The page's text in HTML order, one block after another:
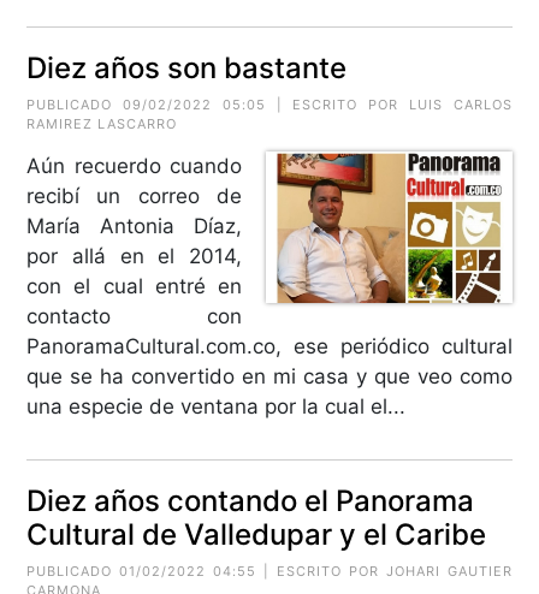
Diez años son bastante
PUBLICADO 09/02/2022 05:05 | ESCRITO POR LUIS CARLOS
RAMIREZ LASCARRO
Aún recuerdo cuando
recibí un correo de
María Antonia Díaz,
por allá en el 2014,
con el cual entré en
contacto con
PanoramaCultural.com.co, ese periódico cultural
que se ha convertido en mi casa y que veo como
una especie de ventana por la cual el...
Diez años contando el Panorama
Cultural de Valledupar y el Caribe
PUBLICADO 01/02/2022 04:55 | ESCRITO POR JOHARI GAUTIER